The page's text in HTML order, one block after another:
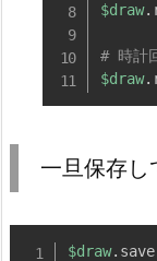
$draw.
# 時計
$draw.
一旦保存
$draw. save